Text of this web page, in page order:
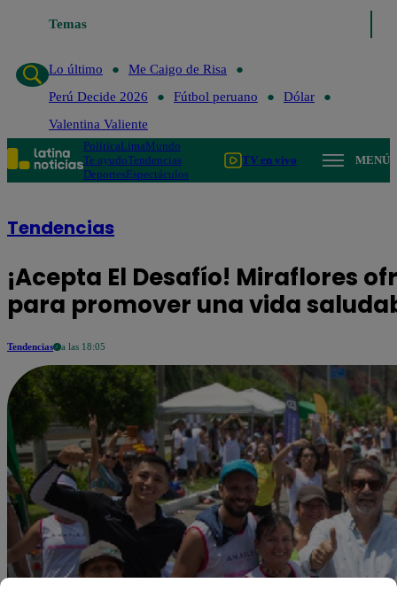
Temas
Lo último
Me Caigo de Risa
Perú Decide 2026
Fútbol peruano
Dólar
Valentina Valiente
PolíticaLimaMundo
Te ayudoTendencias
DeportesEspectáculos
TV en vivo MENÚ
Tendencias
¡Acepta El Desafío! Miraflores
para promover una vida
Tendencias a las 18:05